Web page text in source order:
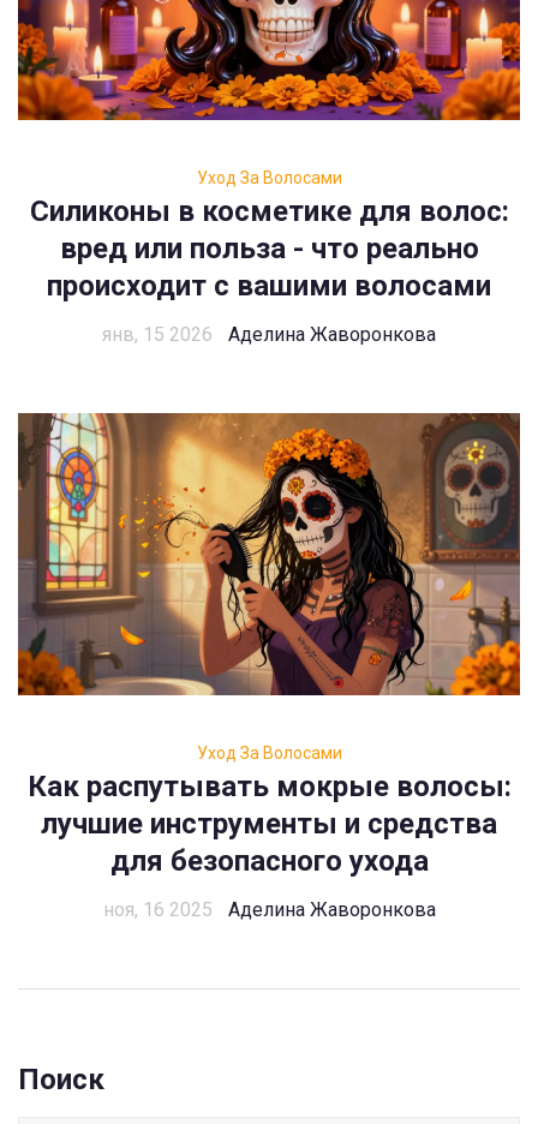
Уход За Волосами
Силиконы в косметике для волос:
вред или польза - что реально
происходит с вашими волосами
янв, 15 2026 Аделина Жаворонкова
Уход За Волосами
Как распутывать мокрые волосы:
лучшие инструменты и средства
для безопасного ухода
ноя, 16 2025 Аделина Жаворонкова
Поиск